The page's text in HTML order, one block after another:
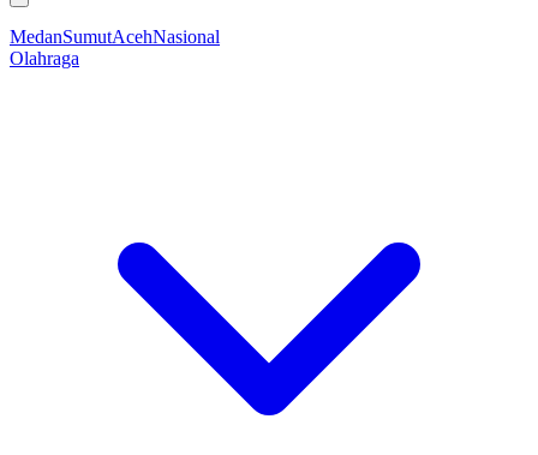
MedanSumutAcehNasional
Olahraga